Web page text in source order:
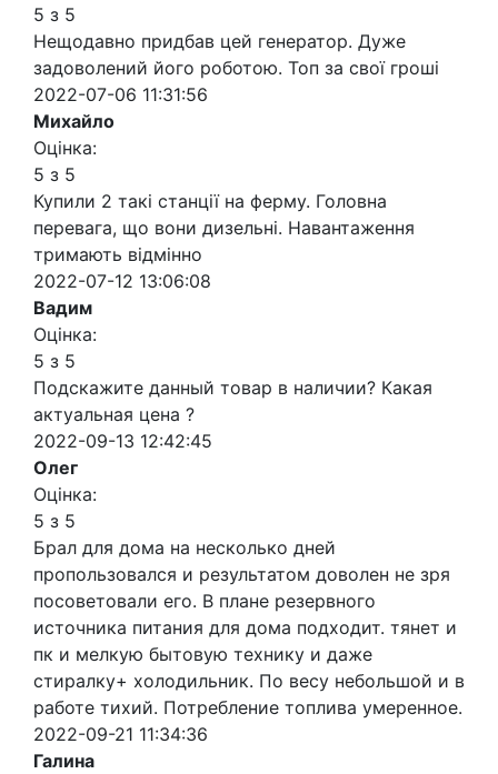
5 з 5
Нещодавно придбав цей генератор. Дуже
задоволений його роботою. Топ за свої гроші
2022-07-06 11:31:56
Михайло
Оцінка:
5 з 5
Купили 2 такі станції на ферму. Головна
перевага, що вони дизельні. Навантаження
тримають відмінно
2022-07-12 13:06:08
Вадим
Оцінка:
5 з 5
Подскажите данный товар в наличии? Какая
актуальная цена ?
2022-09-13 12:42:45
Олег
Оцінка:
5 з 5
Брал для дома на несколько дней
пропользовался и результатом доволен не зря
посоветовали его. В плане резервного
источника питания для дома подходит. тянет и
пк и мелкую бытовую технику и даже
стиралку+ холодильник. По весу небольшой и в
работе тихий. Потребление топлива умеренное.
2022-09-21 11:34:36
Галина